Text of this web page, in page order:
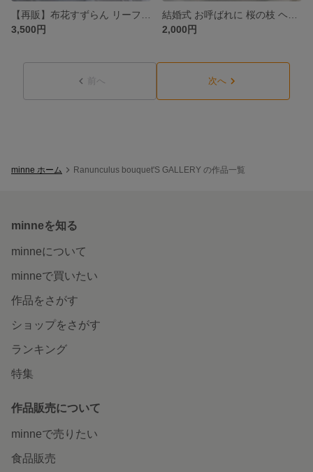
3,500円
2,000円
前へ 次へ
minne ホーム Ranunculus bouquet'S GALLERY の作品一覧
minneを知る
minneについて
minneで買いたい
作品をさがす
ショップをさがす
ランキング
特集
作品販売について
minneで売りたい
食品販売